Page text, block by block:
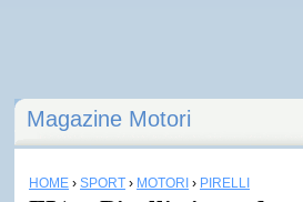
Magazine Motori
HOME › SPORT › MOTORI › PIRELLI